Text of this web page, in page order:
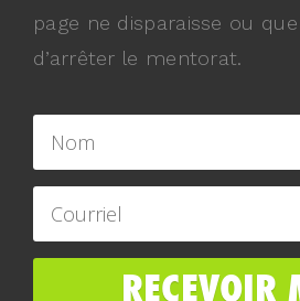
page ne disparaisse ou
d’arrêter le mentorat.